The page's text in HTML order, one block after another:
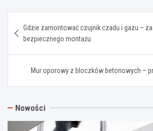
wpisu
Gdzie zamontować czujnik czadu i gazu –
bezpiecznego montażu
Mur oporowy z bloczków betonowych –
Nowości